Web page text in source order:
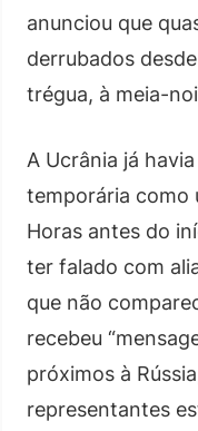
anunciou que
derrubados
trégua, à meia-
A Ucrânia já
temporária como
Horas antes do
ter falado com
que não
recebeu
próximos à
representantes